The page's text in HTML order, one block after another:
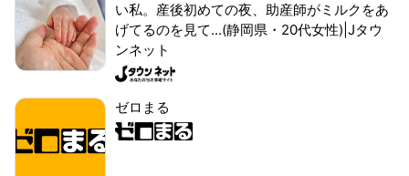
い私。産後初めての夜、助産師がミルクをあ
げてるのを見て...(静岡県・20代女性)|Jタウ
ンネット
ゼロまる